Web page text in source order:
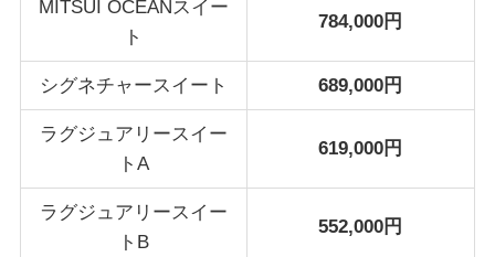
MITSUI OCEANスイー
ト
784,000円
シグネチャースイート 689,000円
ラグジュアリースイー
トA
619,000円
ラグジュアリースイー
トB
552,000円